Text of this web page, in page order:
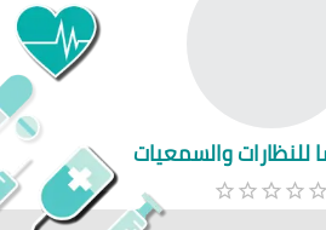
للنظارات والسمعيات